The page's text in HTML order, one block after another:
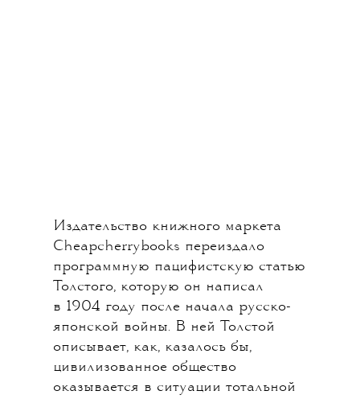
Издательство книжного маркета
Cheapcherrybooks переиздало
программную пацифистскую статью
Толстого, которую он написал
в 1904 году после начала русско-
японской войны. В ней Толстой
описывает, как, казалось бы,
цивилизованное общество
оказывается в ситуации тотальной